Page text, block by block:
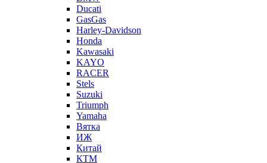
Ducati
GasGas
Harley-Davidson
Honda
Kawasaki
KAYO
RACER
Stels
Suzuki
Triumph
Yamaha
Вятка
ИЖ
Китай
КТМ